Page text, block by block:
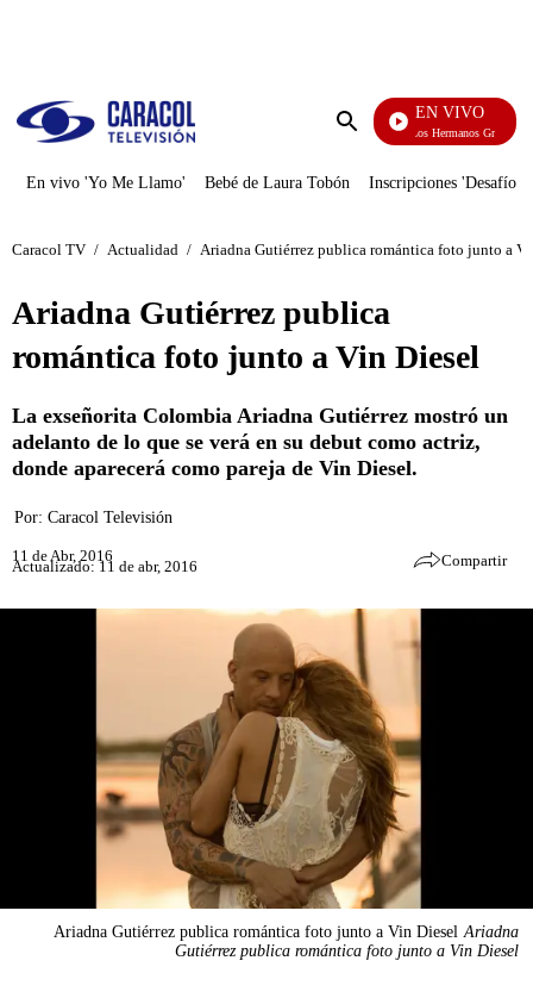
Enviar
EN VIVO
Cuentos De Los Hermanos Grimm
En vivo 'Yo Me Llamo' Bebé de Laura Tobón Inscripciones 'Desafío'
Caracol TV / Actualidad / Ariadna Gutiérrez publica romántica foto junto a
Ariadna Gutiérrez publica
romántica foto junto a Vin Diesel
La exseñorita Colombia Ariadna Gutiérrez mostró un
adelanto de lo que se verá en su debut como actriz,
donde aparecerá como pareja de Vin Diesel.
Por: Caracol Televisión
11 de Abr, 2016
Actualizado: 11 de abr, 2016 Compartir
Ariadna Gutiérrez publica romántica foto junto a Vin Diesel Ariadna
Gutiérrez publica romántica foto junto a Vin Diesel